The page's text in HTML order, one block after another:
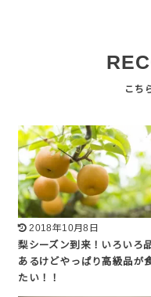
2018年10月8日
梨シーズン到来！いろいろ
あるけどやっぱり高級品が
たい！！